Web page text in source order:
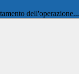
dell'operazione...